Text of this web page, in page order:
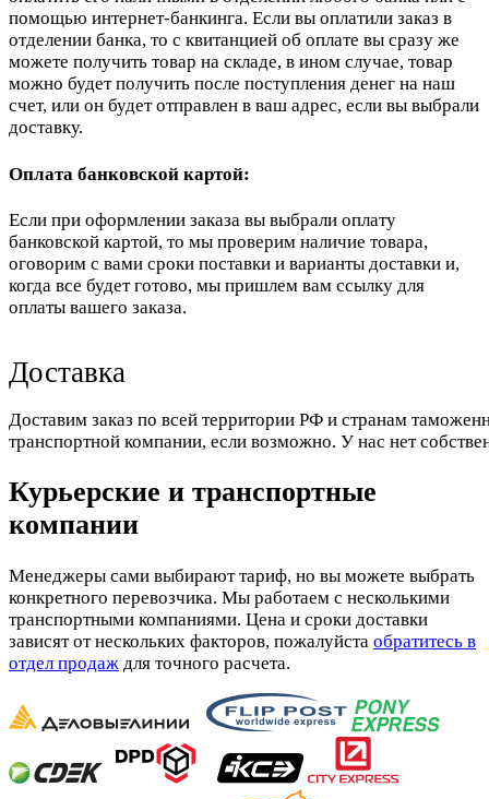
помощью интернет-банкинга. Если вы оплатили заказ в
отделении банка, то с квитанцией об оплате вы сразу же
можете получить товар на складе, в ином случае, товар
можно будет получить после поступления денег на наш
счет, или он будет отправлен в ваш адрес, если вы выбрали
доставку.
Оплата банковской картой:
Если при оформлении заказа вы выбрали оплату
банковской картой, то мы проверим наличие товара,
оговорим с вами сроки поставки и варианты доставки и,
когда все будет готово, мы пришлем вам ссылку для
оплаты вашего заказа.
Доставка
Доставим заказ по всей территории РФ и странам
транспортной компании, если возможно. У нас нет
Курьерские и транспортные
компании
Менеджеры сами выбирают тариф, но вы можете выбрать
конкретного перевозчика. Мы работаем с несколькими
транспортными компаниями. Цена и сроки доставки
зависят от нескольких факторов, пожалуйста обратитесь в
отдел продаж для точного расчета.